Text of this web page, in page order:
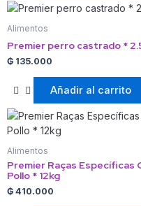
Alimentos
Premier perro castrado *
₲ 135.000
Añadir al carrito
Alimentos
Premier Raças
Pollo * 12kg
₲ 410.000